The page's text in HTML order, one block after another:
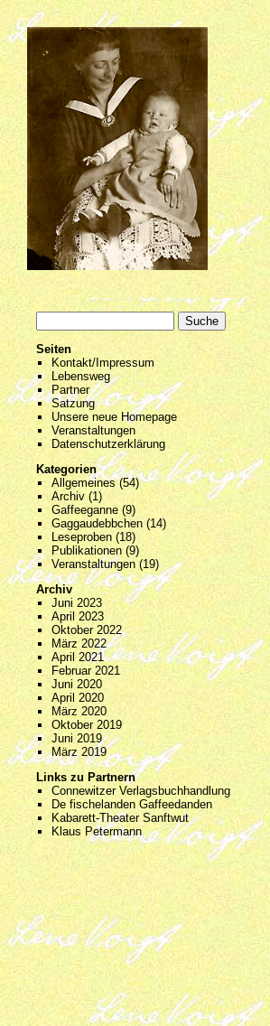
Seiten
Kontakt/Impressum
Lebensweg
Partner
Satzung
Unsere neue Homepage
Veranstaltungen
Datenschutzerklärung
Kategorien
Allgemeines(54)
Archiv(1)
Gaffeeganne (9)
Gaggaudebbchen (14)
Leseproben (18)
Publikationen (9)
Veranstaltungen(19)
Archiv
Juni 2023
April 2023
Oktober 2022
März 2022
April 2021
Februar 2021
Juni 2020
April 2020
März 2020
Oktober 2019
Juni 2019
März 2019
Links zu Partnern
Connewitzer Verlagsbuchhandlung
De fischelanden Gaffeedanden
Kabarett-Theater Sanftwut
Klaus Petermann